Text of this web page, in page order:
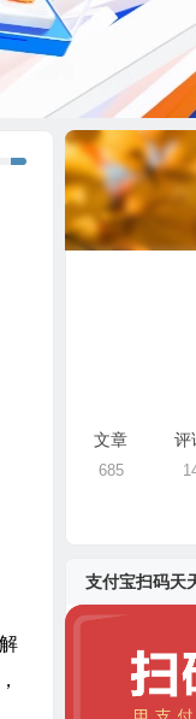
文章
685
评
支付宝扫码天